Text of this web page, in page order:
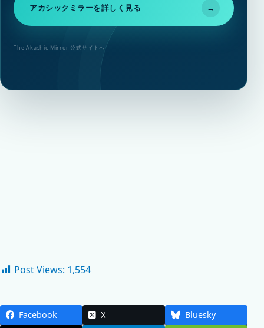
アカシックミラーを詳しく見る →
The Akashic Mirror 公式サイトへ
Post Views: 1,554
Facebook X
Bluesky